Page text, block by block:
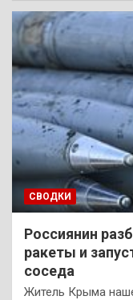
СВОДКИ
Россиянин
ракеты и
соседа
Житель Крыма